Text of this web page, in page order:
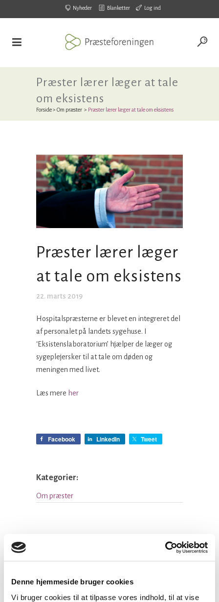
Denne hjemmeside bruger cookies
Vi bruger cookies til at tilpasse vores indhold, til at vise
Nyheder Blanketter Log ind
Præster lærer læger at tale
om eksistens
Forside> Om præster > Præster lærer læger at tale om eksistens
Præster lærer læger
at tale om eksistens
22. marts 2019
Hospitalspræsterne er blevet en integreret del
af personalet på landets sygehuse. I
‘Eksistenslaboratorium’ hjælper de læger og
sygeplejersker til at tale om døden og
meningen med livet.
Læs mere her
Facebook LinkedIn Tweet
Kategorier:
Om præster
teologistudiet
29 juli, 2026